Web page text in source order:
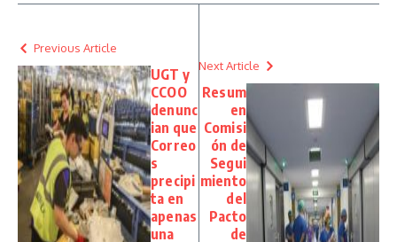
Previous Article
UGT y
CCOO
denunc
ian que
Correo
s
precipi
ta en
apenas
una
Next Article
Resum
en
Comisi
ón de
Segui
miento
del
Pacto
de